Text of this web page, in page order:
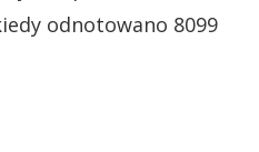
odnotowano 8099